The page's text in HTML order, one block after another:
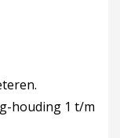
houding 1 t/m